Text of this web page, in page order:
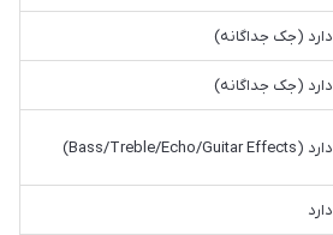
دارد (جک جداگانه)
دارد (جک جداگانه)
دارد (Bass/Treble/Echo/Guitar Effects)
دارد